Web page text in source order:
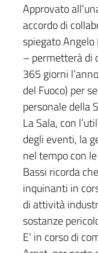
Approvato
accordo di
spiegato
– permetterà di
365 giorni
del Fuoco) per
personale della
La Sala, con
degli eventi, la
nel tempo con
Bassi ricorda
inquinanti in
di attività
sostanze
E’ in corso di